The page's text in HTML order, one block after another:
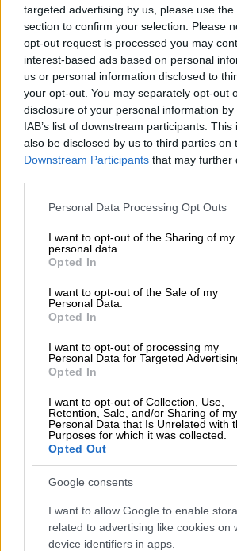
targeted advertising by us, please use
section to confirm your selection. Please
opt-out request is processed you may
interest-based ads based on personal
us or personal information disclosed to
your opt-out. You may separately opt-out
disclosure of your personal information
IAB’s list of downstream participants.
also be disclosed by us to third parties on
Downstream Participants that may further
Please note that this website/app uses
not limited to your visit or usage
grant or deny consent to Google and its
use your data for below specified
consent section.
Personal Data Processing Opt Outs
I want to opt-out of the Sharing of my
personal data.
Opted In
I want to opt-out of the Sale of my
Personal Data.
Opted In
I want to opt-out of processing my
Personal Data for Targeted
Opted In
I want to opt-out of Collection, Use,
Retention, Sale, and/or Sharing of my
Personal Data that Is Unrelated with
Purposes for which it was collected.
Opted Out
Google consents
I want to allow Google to enable
related to advertising like cookies on
device identifiers in apps.
Προσθέστε το ΕΘΝΟΣ
Το αμερικανικόDOGE , του
'Ελον Μασκ, «πάγωσε» την
ύψους25.000 δολαρίωνγια
«Ενδυνάμωση τωνΛΟΑΤΚΙ
Ελλάδα».
Ελλάδα|13.02.2025 20:10
Τραγωδία με Έλληνα
Νεκρός σε τροχαίο
επιχειρηματίας από την
Lifestyle|13.02.2025 20:22
Μάνος Βακούσης: «Είναι
πούμε ότι στη φύση του
δεν υπάρχει ο έρωτας
στο όμοιο φύλο»
«Γιατί χρηματοδοτούμε
σκουπίδια», του έγραψαν